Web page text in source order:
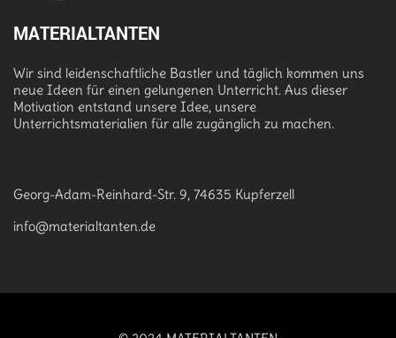
MATERIALTANTEN
Wir sind leidenschaftliche Bastler und täglich kommen uns
neue Ideen für einen gelungenen Unterricht. Aus dieser
Motivation entstand unsere Idee, unsere
Unterrichtsmaterialien für alle zugänglich zu machen.
Georg-Adam-Reinhard-Str. 9, 74635 Kupferzell
info@materialtanten.de